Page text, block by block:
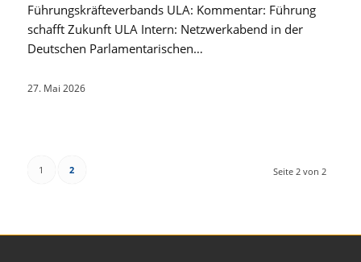
Führungskräfteverbands ULA: Kommentar: Führung
schafft Zukunft ULA Intern: Netzwerkabend in der
Deutschen Parlamentarischen…
27. Mai 2026
Seite 2 von 2
1 2